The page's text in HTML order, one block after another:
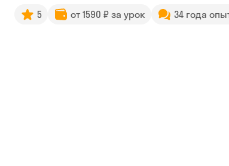
5 от 1590 ₽ за урок 34 года